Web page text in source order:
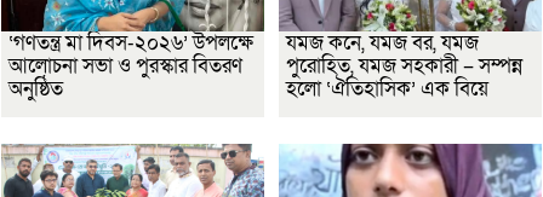
‘গণতন্ত্র মা দিবস-২০২৬’ উপলক্ষে
আলোচনা সভা ও পুরস্কার বিতরণ
অনুষ্ঠিত
যমজ কনে, যমজ বর, যমজ
পুরোহিত, যমজ সহকারী – সম্পন্ন
হলো ‘ঐতিহাসিক’ এক বিয়ে